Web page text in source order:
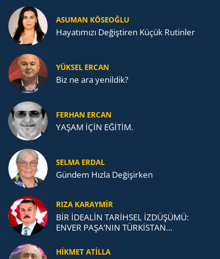
ASUMAN KÖSEOĞLU
Ha­ya­tı­mı­zı De­ğiş­ti­ren Küçük Ru­tin­ler
YÜKSEL ERCAN
Biz ne ara yenildik?
FERHAN ERCAN
YAŞAM İÇİN EĞİTİM.
SELMA ERDAL
Gündem Hızla Değişirken
RIZA KARAYMIR
BİR İDEALİN TARİHSEL İZDÜŞÜMÜ:
ENVER PAŞA’NIN TÜRKİSTAN
TEŞKİLATI’NA UZANAN MİRASI
HİKMET ATİLLA